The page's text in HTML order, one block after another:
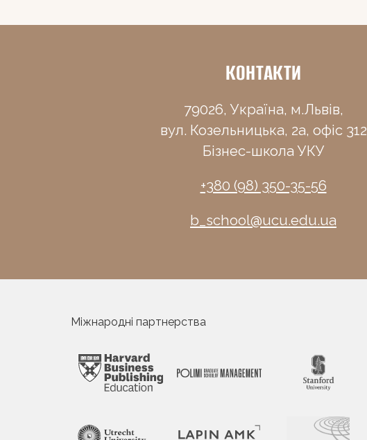
КОНТАКТИ
79026, Україна, м.Львів,
вул. Козельницька, 2а, офіс 312
Бізнес-школа УКУ
+380 (98) 350-35-56
b_school@ucu.edu.ua
Міжнародні партнерства